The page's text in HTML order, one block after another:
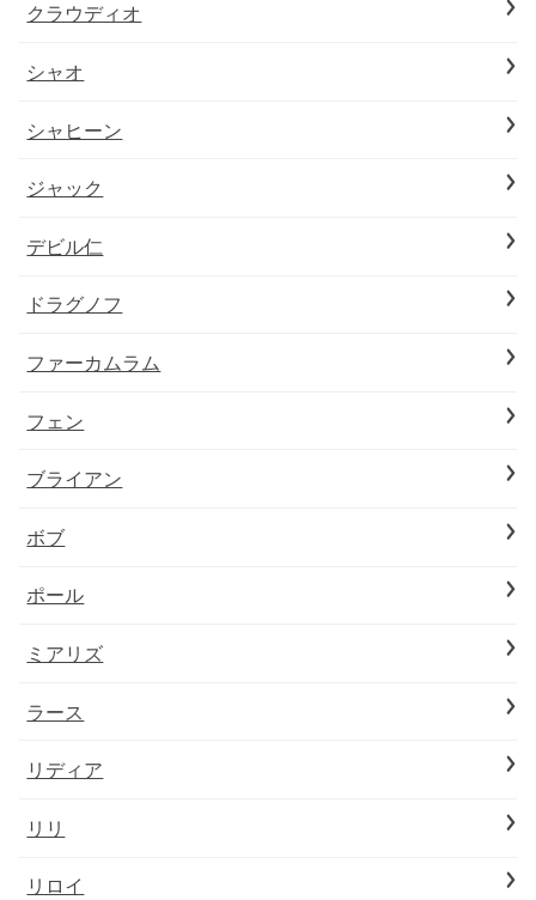
クラウディオ
シャオ
シャヒーン
ジャック
デビル仁
ドラグノフ
ファーカムラム
フェン
ブライアン
ボブ
ポール
ミアリズ
ラース
リディア
リリ
リロイ